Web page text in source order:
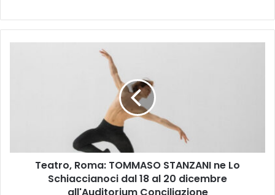
o
Teatro, Roma: TOMMASO STANZANI ne Lo
Schiaccianoci dal 18 al 20 dicembre
all'Auditorium Conciliazione